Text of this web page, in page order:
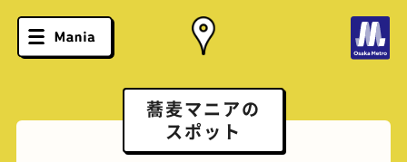
蕎麦マニアの
スポット